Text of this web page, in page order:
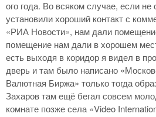
ого года. Во всяком случае, если не
установили хороший контакт с
«РИА Новости», нам дали
помещение нам дали в хорошем
есть выходя в коридор я видел в
дверь и там было написано
Валютная Биржа» только тогда
Захаров там ещё бегал совсем
комнате позже села «Video